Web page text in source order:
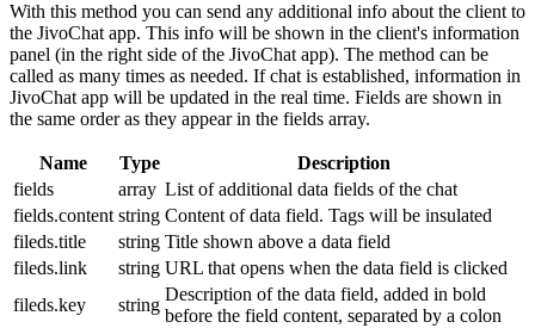
With this method you can send any additional info about the client to
the JivoChat app. This info will be shown in the client's information
panel (in the right side of the JivoChat app). The method can be
called as many times as needed. If chat is established, information in
JivoChat app will be updated in the real time. Fields are shown in
the same order as they appear in the fields array.
Name Type
Description
fields
array List of additional data fields of the chat
fields.content string Content of data field. Tags will be insulated
fileds.title
string Title shown above a data field
fileds.link
string URL that opens when the data field is clicked
fileds.key
string
Description of the data field, added in bold
before the field content, separated by a colon